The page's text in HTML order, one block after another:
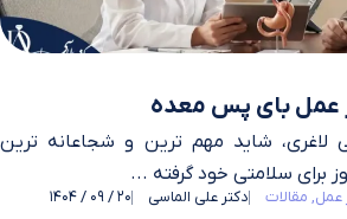
عمل بای پس معده
لاغری، شاید مهم‌ ترین و شجاعانه‌ ترین
برای سلامتی خود گرفته‌ ...
عمل مقالات دکتر علی الماسی 20 / 09 / 1404